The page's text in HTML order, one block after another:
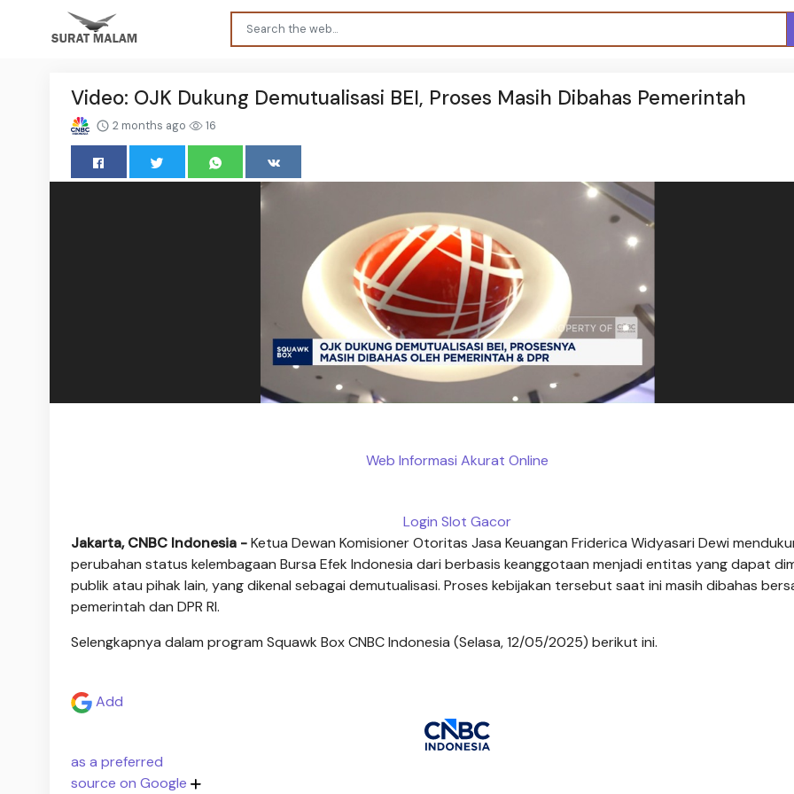
Video: OJK Dukung Demutualisasi BEI, Proses Masih Dibahas Pemerintah
2 months ago 16
Web Informasi Akurat Online
Login Slot Gacor
Jakarta, CNBC Indonesia -Ketua Dewan Komisioner Otoritas Jasa Keuangan Friderica Widyasari Dewi
perubahan status kelembagaan Bursa Efek Indonesia dari berbasis keanggotaan menjadi entitas yang dapat
publik atau pihak lain, yang dikenal sebagai demutualisasi. Proses kebijakan tersebut saat ini masih dibahas
pemerintah dan DPR RI.
Selengkapnya dalam program Squawk Box CNBC Indonesia (Selasa, 12/05/2025) berikut ini.
Add
as a preferred
source on Google